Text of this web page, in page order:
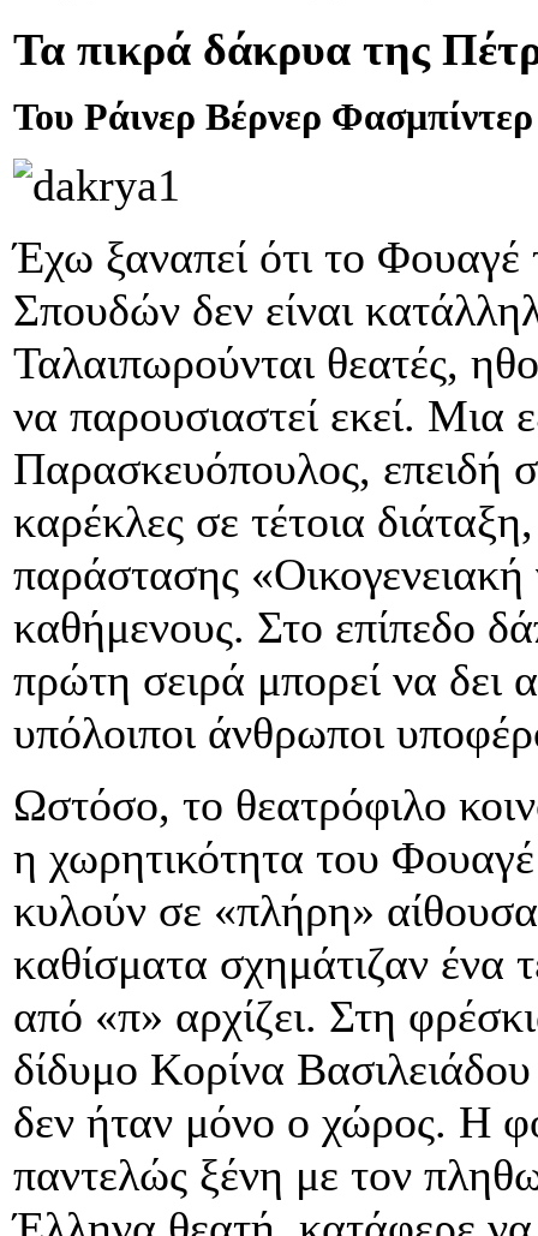
Τα πικρά δάκρυα της
Του Ράινερ Βέρνερ Φασμπίντερ
Έχω ξαναπεί ότι το
Σπουδών δεν είναι
Ταλαιπωρούνται θεατές,
να παρουσιαστεί εκεί. Μια
Παρασκευόπουλος, επειδή
καρέκλες σε τέτοια
παράστασης «Οικογενειακή
καθήμενους. Στο επίπεδο
πρώτη σειρά μπορεί να δει
υπόλοιποι άνθρωποι
Ωστόσο, το θεατρόφιλο
η χωρητικότητα του Φουαγέ
κυλούν σε «πλήρη»
καθίσματα σχημάτιζαν ένα
από «π» αρχίζει. Στη
δίδυμο Κορίνα
δεν ήταν μόνο ο χώρος. Η
παντελώς ξένη με τον